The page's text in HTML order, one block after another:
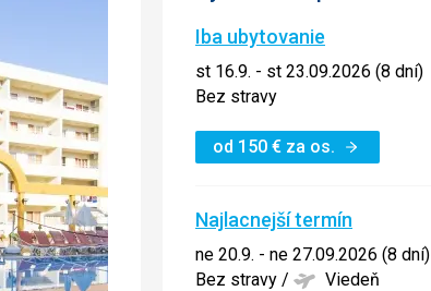
Iba ubytovanie
st 16.9. - st 23.09.2026 (8 dní)
Bez stravy
od 150 € za os.
Najlacnejší termín
ne 20.9. - ne 27.09.2026 (8 dní)
Bez stravy / Viedeň